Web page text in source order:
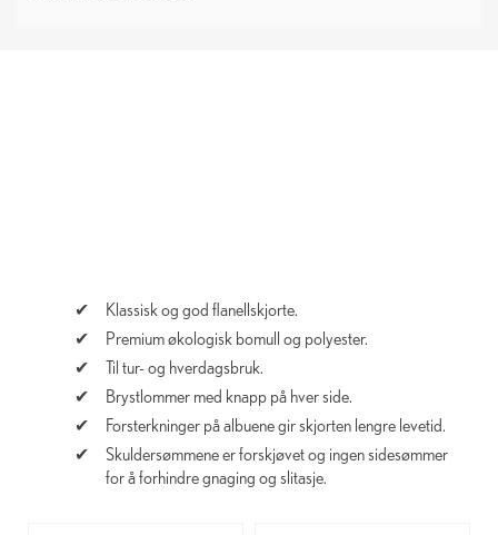
Klassisk og god flanellskjorte.
Premium økologisk bomull og polyester.
Til tur- og hverdagsbruk.
Brystlommer med knapp på hver side.
Forsterkninger på albuene gir skjorten lengre levetid.
Skuldersømmene er forskjøvet og ingen sidesømmer
for å forhindre gnaging og slitasje.